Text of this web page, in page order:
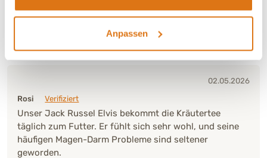
Anpassen
Ja, ich empfehle dieses Produkt
02.05.2026
Rosi
Verifiziert
Unser Jack Russel Elvis bekommt die Kräutertee
täglich zum Futter. Er fühlt sich sehr wohl, und seine
häufigen Magen-Darm Probleme sind seltener
geworden.